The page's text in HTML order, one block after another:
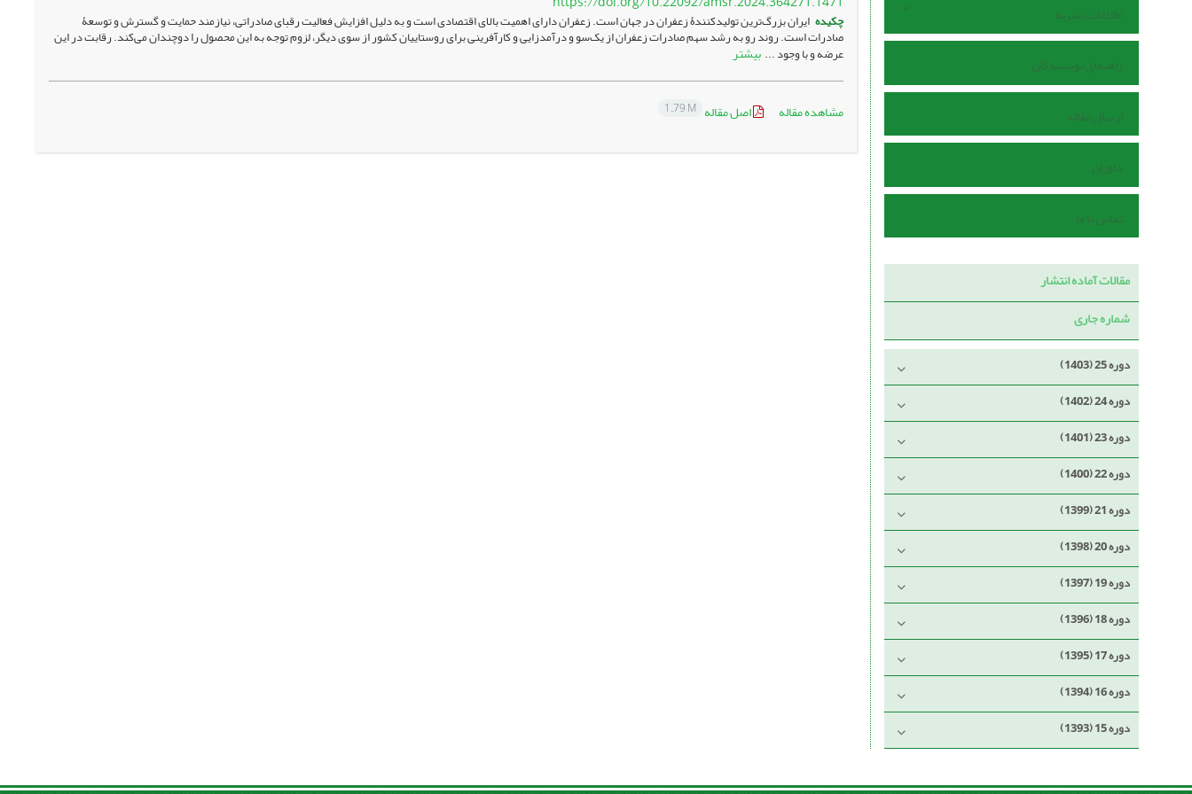
اطلاعات نشریه
راهنمای نویسندگان
ارسال مقاله
داوران
تماس با ما
مقالات آماده انتشار
شماره جاری
دوره 25 (1403)
دوره 24 (1402)
دوره 23 (1401)
دوره 22 (1400)
دوره 21 (1399)
دوره 20 (1398)
دوره 19 (1397)
دوره 18 (1396)
دوره 17 (1395)
دوره 16 (1394)
دوره 15 (1393)
چکیده ایران بزرگ‌ترین تولیدکنندۀ زعفران در جهان است. زعفران دارای اهمیت بالای اقتصادی است و به دلیل افزایش فعالیت رقبای صادراتی، نیازمند حمایت و گسترش و توسعۀ
صادرات است. روند رو به رشد سهم صادرات زعفران از یک‌سو و درآمدزایی و کارآفرینی برای روستاییان کشور از سوی دیگر، لزوم توجه به این محصول را دوچندان می‌کند. رقابت در این
عرضه و با وجود ...بیشتر
مشاهده مقاله اصل مقاله 1.79 M